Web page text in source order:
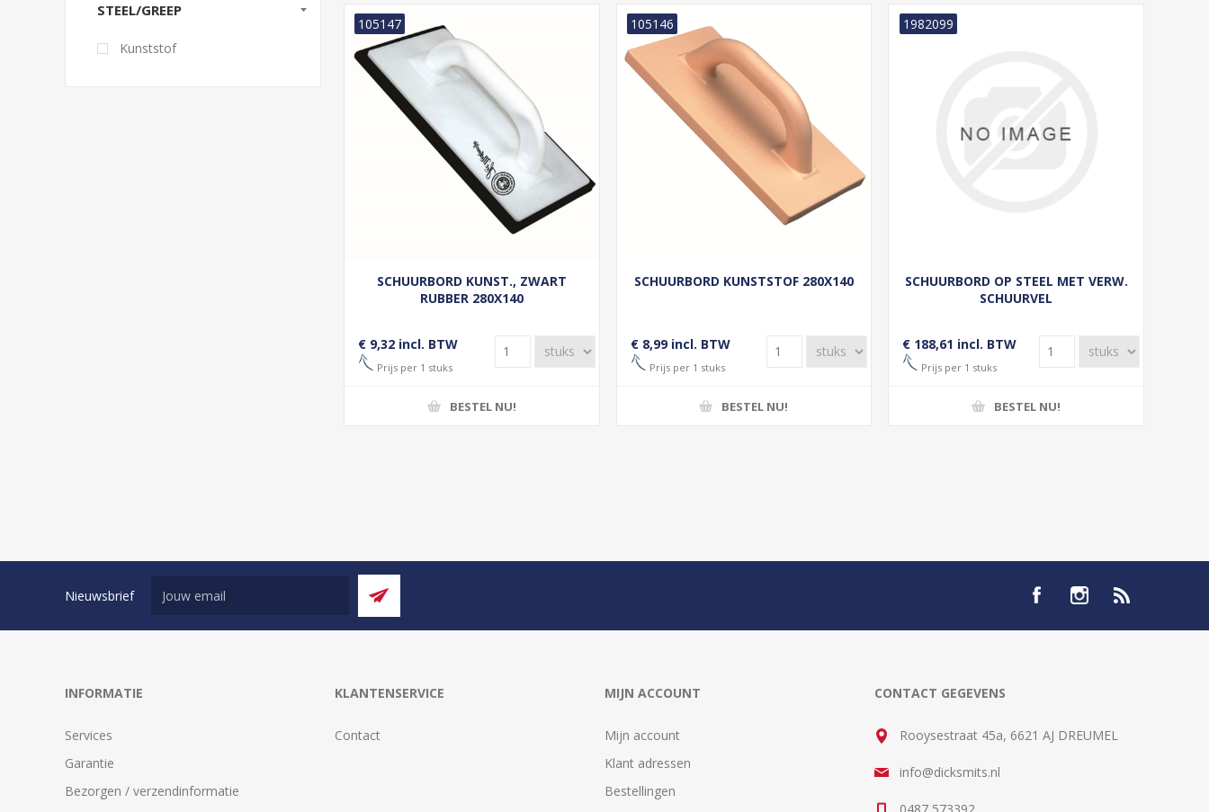
SCHUURBORD KUNST., ZWART
RUBBER 280X140
105147
€ 9,32 incl. BTW
Prijs per 1 stuks
BESTEL NU!
SCHUURBORD KUNSTSTOF 280X140
105146
€ 8,99 incl. BTW
Prijs per 1 stuks
BESTEL NU!
SCHUURBORD OP STEEL MET VERW.
SCHUURVEL
1982099
€ 188,61 incl. BTW
Prijs per 1 stuks
BESTEL NU!
STEEL/GREEP
Kunststof
Nieuwsbrief
INFORMATIE
Services
Garantie
Bezorgen / verzendinformatie
KLANTENSERVICE
Contact
MIJN ACCOUNT
Mijn account
Klant adressen
Bestellingen
CONTACT GEGEVENS
Rooysestraat 45a, 6621 AJ DREUMEL
info@dicksmits.nl